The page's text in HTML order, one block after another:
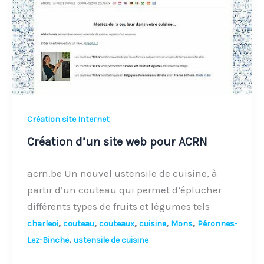
Création site Internet
Création d’un site web pour ACRN
acrn.be Un nouvel ustensile de cuisine, à
partir d’un couteau qui permet d’éplucher
différents types de fruits et légumes tels
charleoi, couteau, couteaux, cuisine, Mons, Péronnes-
Lez-Binche, ustensile de cuisine
pour
ACRN